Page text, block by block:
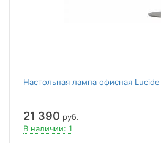
Настольная лампа офисная
21 390 руб.
В наличии: 1